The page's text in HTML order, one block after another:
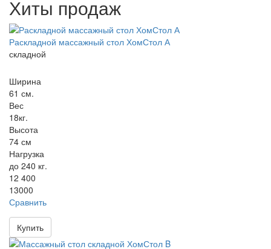
Хиты продаж
Раскладной массажный стол ХомСтол А
складной
Ширина
61 см.
Вес
18кг.
Высота
74 см
Нагрузка
до 240 кг.
12 400
13000
Сравнить
Купить